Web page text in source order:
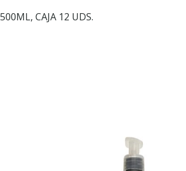
500ML, CAJA 12 UDS.